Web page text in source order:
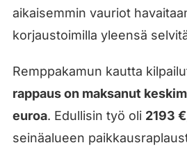
aikaisemmin vauriot
korjaustoimilla yleensä
Remppakamun kautta
rappaus on maksanut
euroa. Edullisin työ oli 2193 €
seinäalueen